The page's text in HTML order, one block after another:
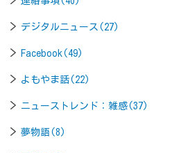
デジタルニュース(27)
Facebook(49)
よもやま話(22)
ニューストレンド：雑感(37)
夢物語(8)